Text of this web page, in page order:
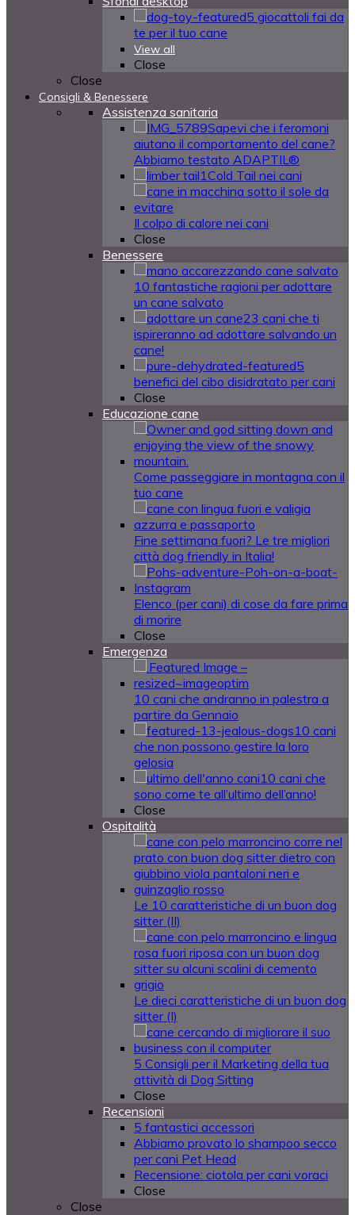
5 giocattoli fai da
te per il tuo cane
View all
Close
Close
Consigli & Benessere
Assistenza sanitaria
Sapevi che i feromoni
aiutano il comportamento del cane?
Abbiamo testato ADAPTIL®
Cold Tail nei cani
Il colpo di calore nei cani
Close
Benessere
10 fantastiche ragioni per adottare
un cane salvato
23 cani che ti
ispireranno ad adottare salvando un
cane!
5
benefici del cibo disidratato per cani
Close
Educazione cane
Come passeggiare in montagna con il
tuo cane
Fine settimana fuori? Le tre migliori
città dog friendly in Italia!
Elenco (per cani) di cose da fare prima
di morire
Close
Emergenza
10 cani che andranno in palestra a
partire da Gennaio
10 cani
che non possono gestire la loro
gelosia
10 cani che
sono come te all’ultimo dell’anno!
Close
Ospitalità
Le 10 caratteristiche di un buon dog
sitter (II)
Le dieci caratteristiche di un buon dog
sitter (I)
5 Consigli per il Marketing della tua
attività di Dog Sitting
Close
Recensioni
5 fantastici accessori
Abbiamo provato lo shampoo secco
per cani Pet Head
Recensione: ciotola per cani voraci
Close
Close